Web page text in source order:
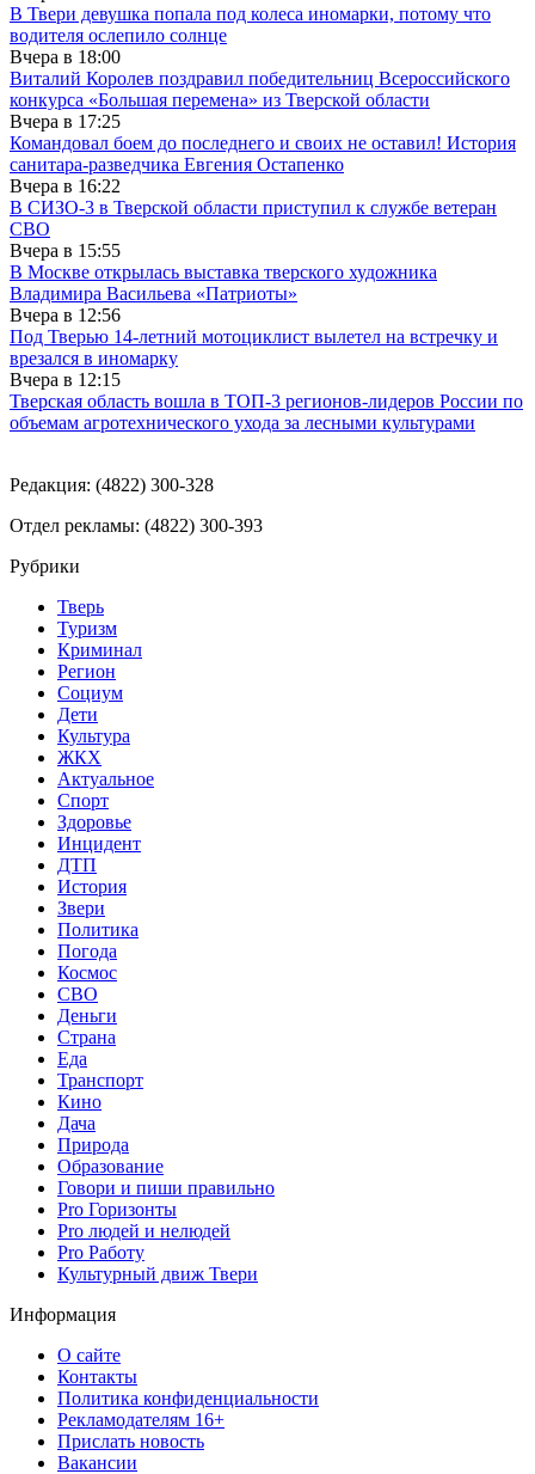
В Твери девушка попала под колеса иномарки, потому что
водителя ослепило солнце
Вчера в 18:00
Виталий Королев поздравил победительниц Всероссийского
конкурса «Большая перемена» из Тверской области
Вчера в 17:25
Командовал боем до последнего и своих не оставил! История
санитара-разведчика Евгения Остапенко
Вчера в 16:22
В СИЗО-3 в Тверской области приступил к службе ветеран
СВО
Вчера в 15:55
В Москве открылась выставка тверского художника
Владимира Васильева «Патриоты»
Вчера в 12:56
Под Тверью 14-летний мотоциклист вылетел на встречку и
врезался в иномарку
Вчера в 12:15
Тверская область вошла в ТОП-3 регионов-лидеров России по
объемам агротехнического ухода за лесными культурами
Редакция: (4822) 300-328
Отдел рекламы: (4822) 300-393
Рубрики
Тверь
Туризм
Криминал
Регион
Социум
Дети
Культура
ЖКХ
Актуальное
Спорт
Здоровье
Инцидент
ДТП
История
Звери
Политика
Погода
Космос
СВО
Деньги
Страна
Еда
Транспорт
Кино
Дача
Природа
Образование
Говори и пиши правильно
Pro Горизонты
Pro людей и нелюдей
Pro Работу
Культурный движ Твери
Информация
О сайте
Контакты
Политика конфиденциальности
Рекламодателям 16+
Прислать новость
Вакансии